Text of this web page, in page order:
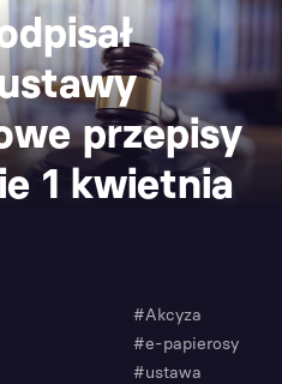
przepisy
1 kwietnia
#Akcyza
#e-papierosy
#ustawa